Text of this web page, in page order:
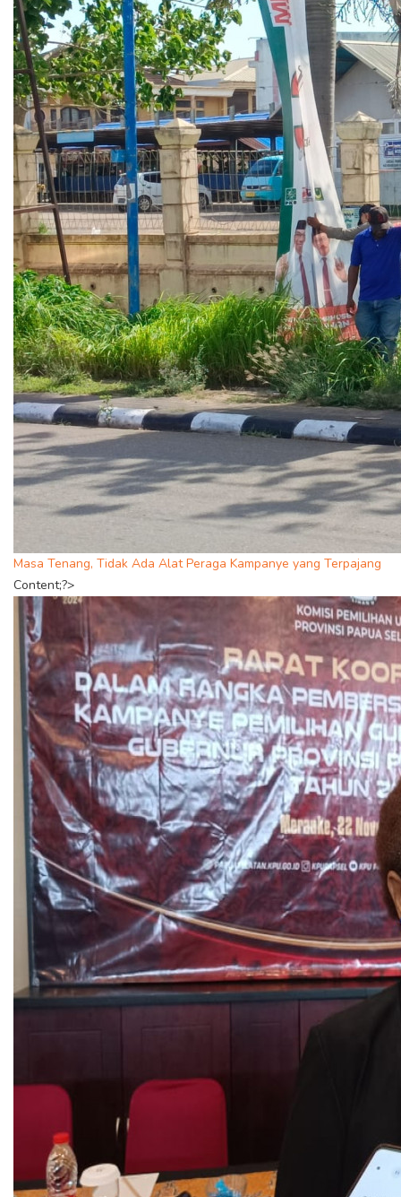
Masa Tenang, Tidak Ada Alat Peraga Kampanye yang Terpajang
Content;?>